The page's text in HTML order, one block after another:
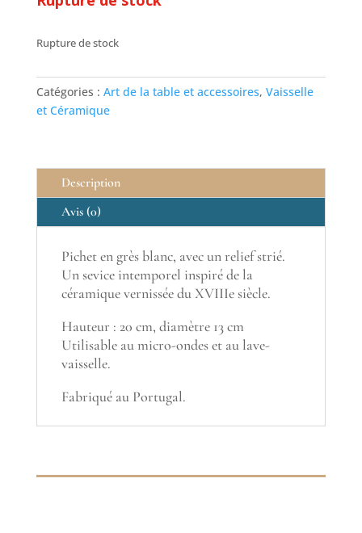
Rupture de stock
Catégories : Art de la table et accessoires, Vaisselle
et Céramique
Description
Avis (0)
Pichet en grès blanc, avec un relief strié.
Un sevice intemporel inspiré de la
céramique vernissée du XVIIIe siècle.
Hauteur : 20 cm, diamètre 13 cm
Utilisable au micro-ondes et au lave-
vaisselle.
Fabriqué au Portugal.